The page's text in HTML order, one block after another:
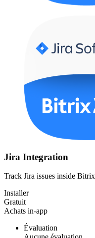
Jira Integration
Track Jira issues inside
Installer
Gratuit
Achats in-app
Évaluation